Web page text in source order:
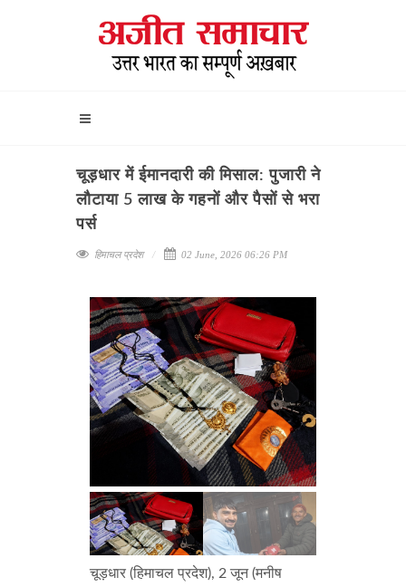
चूड़धार में ईमानदारी की मिसाल: पुजारी ने
लौटाया 5 लाख के गहनों और पैसों से भरा
पर्स
हिमाचल प्रदेश 02 June, 2026 06:26 PM
चूड़धार (हिमाचल प्रदेश), 2 जून (मनीष